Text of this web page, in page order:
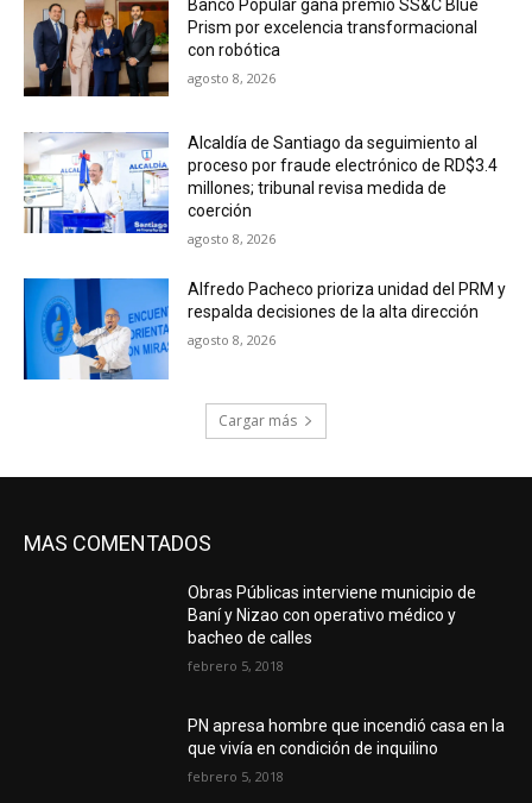
Banco Popular gana premio SS&C Blue
Prism por excelencia transformacional
con robótica
agosto 8, 2026
Alcaldía de Santiago da seguimiento al
proceso por fraude electrónico de RD$3.4
millones; tribunal revisa medida de
coerción
agosto 8, 2026
Alfredo Pacheco prioriza unidad del PRM y
respalda decisiones de la alta dirección
agosto 8, 2026
Cargar más
MAS COMENTADOS
Obras Públicas interviene municipio de
Baní y Nizao con operativo médico y
bacheo de calles
febrero 5, 2018
PN apresa hombre que incendió casa en la
que vivía en condición de inquilino
febrero 5, 2018